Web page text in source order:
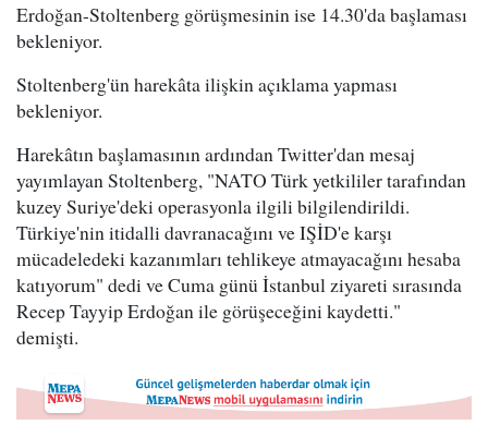
Erdoğan-Stoltenberg görüşmesinin ise 14.30'da başlaması
bekleniyor.
Stoltenberg'ün harekâta ilişkin açıklama yapması
bekleniyor.
Harekâtın başlamasının ardından Twitter'dan mesaj
yayımlayan Stoltenberg, "NATO Türk yetkililer tarafından
kuzey Suriye'deki operasyonla ilgili bilgilendirildi.
Türkiye'nin itidalli davranacağını ve IŞİD'e karşı
mücadeledeki kazanımları tehlikeye atmayacağını hesaba
katıyorum" dedi ve Cuma günü İstanbul ziyareti sırasında
Recep Tayyip Erdoğan ile görüşeceğini kaydetti."
demişti.